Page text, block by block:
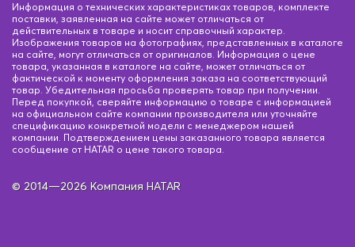
Информация о технических характеристиках товаров, комплекте
поставки, заявленная на сайте может отличаться от
действительных в товаре и носит справочный характер.
Изображения товаров на фотографиях, представленных в каталоге
на сайте, могут отличаться от оригиналов. Информация о цене
товара, указанная в каталоге на сайте, может отличаться от
фактической к моменту оформления заказа на соответствующий
товар. Убедительная просьба проверять товар при получении.
Перед покупкой, сверяйте информацию о товаре с информацией
на официальном сайте компании производителя или уточняйте
спецификацию конкретной модели с менеджером нашей
компании. Подтверждением цены заказанного товара является
сообщение от HATAR о цене такого товара.
© 2014—2026 Компания HATAR